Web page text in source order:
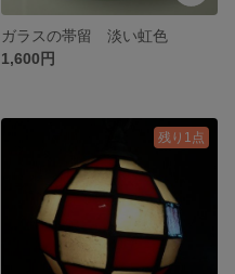
ガラスの帯留 淡い虹色
1,600円
残り1点